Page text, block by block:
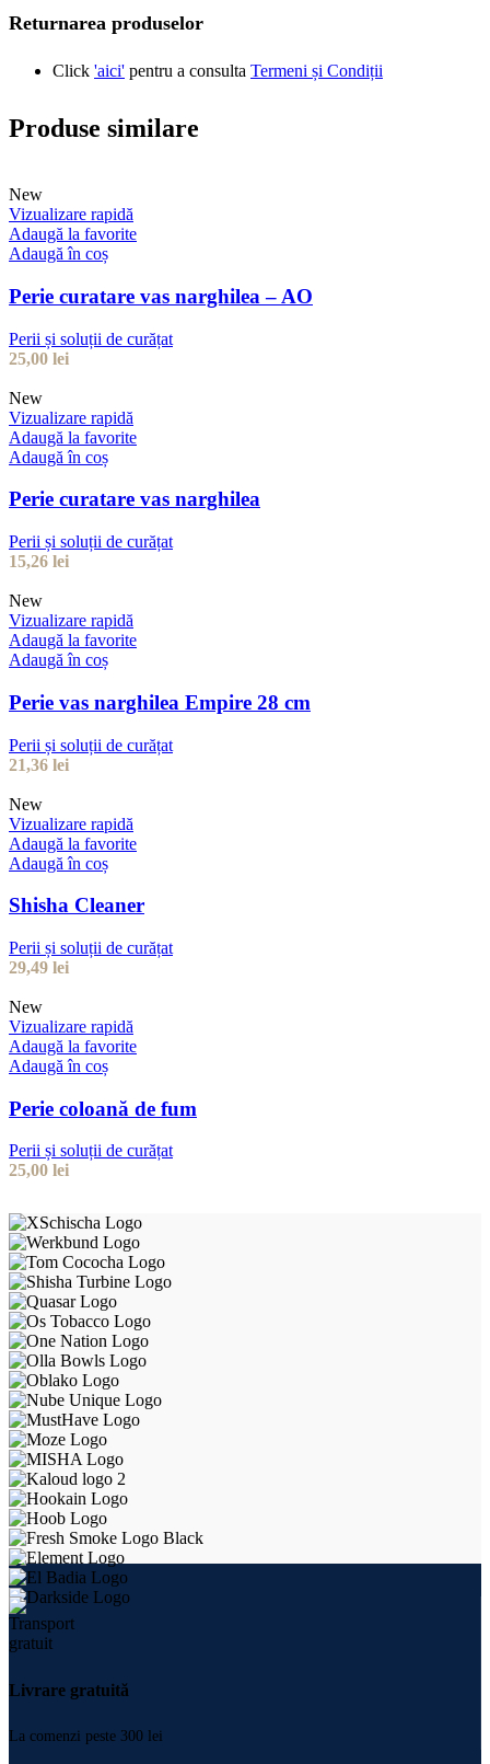
Returnarea produselor
Click 'aici' pentru a consulta Termeni și Condiții
Produse similare
New
Vizualizare rapidă
Adaugă la favorite
Adaugă în coș
Perie curatare vas narghilea – AO
Perii și soluții de curățat
25,00 lei
New
Vizualizare rapidă
Adaugă la favorite
Adaugă în coș
Perie curatare vas narghilea
Perii și soluții de curățat
15,26 lei
New
Vizualizare rapidă
Adaugă la favorite
Adaugă în coș
Perie vas narghilea Empire 28 cm
Perii și soluții de curățat
21,36 lei
New
Vizualizare rapidă
Adaugă la favorite
Adaugă în coș
Shisha Cleaner
Perii și soluții de curățat
29,49 lei
New
Vizualizare rapidă
Adaugă la favorite
Adaugă în coș
Perie coloană de fum
Perii și soluții de curățat
25,00 lei
Livrare gratuită
La comenzi peste 300 lei